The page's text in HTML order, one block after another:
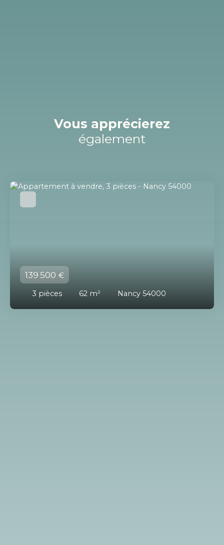
Vous apprécierez
également
139 500 €
3 pièces 62 m² Nancy 54000